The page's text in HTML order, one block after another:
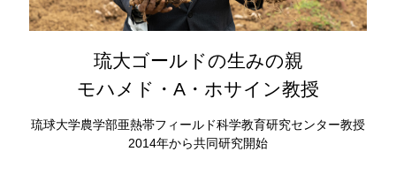
琉大ゴールドの生みの親
モハメド・A・ホサイン教授
琉球大学農学部亜熱帯フィールド科学教育研究センター教授
2014年から共同研究開始